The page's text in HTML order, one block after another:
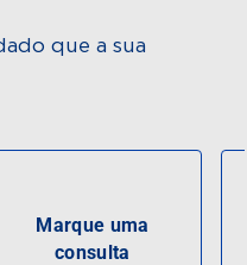
que a sua
Marque uma
consulta